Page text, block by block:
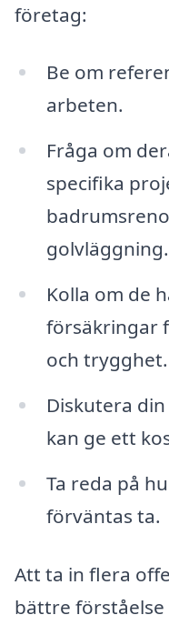
företag:
Be om
arbeten.
Fråga om
specifika
golvläggning.
Kolla om de
försäkringar
och trygghet.
Diskutera
kan ge ett
Ta reda på
förväntas ta.
Att ta in flera
bättre